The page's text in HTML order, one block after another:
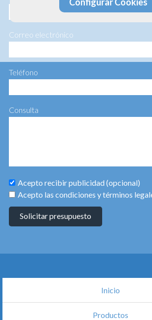
Correo electrónico
Teléfono
Consulta
Acepto recibir publicidad (opcional)
Acepto las condiciones y términos
Solicitar presupuesto
Inicio
Productos